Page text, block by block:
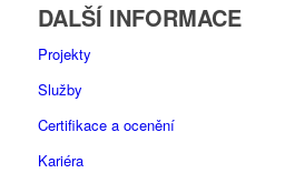
DALŠÍ INFORMACE
Projekty
Služby
Certifikace a ocenění
Kariéra